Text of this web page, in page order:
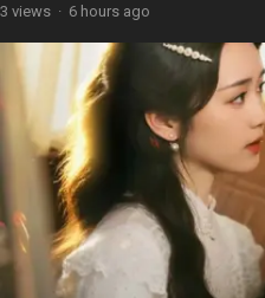
3 views · 6 hours ago